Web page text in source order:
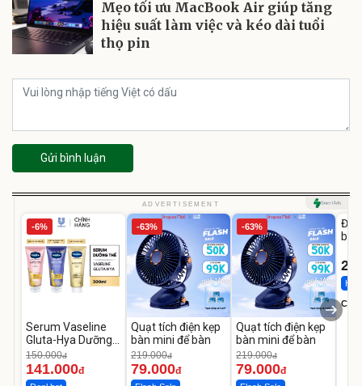
Mẹo tối ưu MacBook Air giúp tăng
hiệu suất làm việc và kéo dài tuổi
thọ pin
Gửi bình luận
ADVERTISEMENT
-6%
Serum Vaseline
Gluta-Hya Dưỡng
Da Sáng Mịn Sau 7
Ngày
150.000đ
141.000đ
-63%
Quạt tích điện kẹp
bàn mini để bàn
219.000đ
79.000đ
-63%
Quạt tích điện kẹp
bàn mini để bàn
219.000đ
79.000đ
Đai
bé
Hot